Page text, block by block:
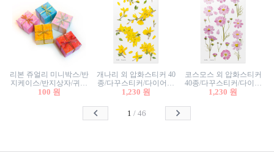
리본 쥬얼리 미니박스/반
지케이스/반지상자/귀걸
이상자/귀걸이박스/악세
100 원
개나리 외 압화스티커 40
종/다꾸스티커/다이어리
꾸미기/꽃스티커/자연물
1,230 원
코스모스 외 압화스티커
40종/다꾸스티커/다이어
리꾸미기/꽃스티커/자연
1,230 원
1 /46